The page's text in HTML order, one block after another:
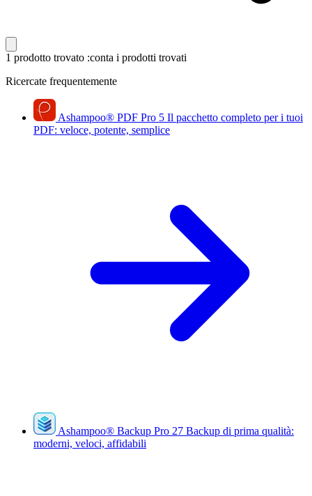
1 prodotto trovato :conta i prodotti trovati
Ricercate frequentemente
Ashampoo® PDF Pro 5 Il pacchetto completo per i tuoi
PDF: veloce, potente, semplice
Ashampoo® Backup Pro 27 Backup di prima qualità:
moderni, veloci, affidabili